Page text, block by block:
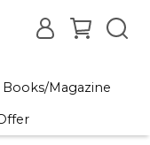
Books/Magazine